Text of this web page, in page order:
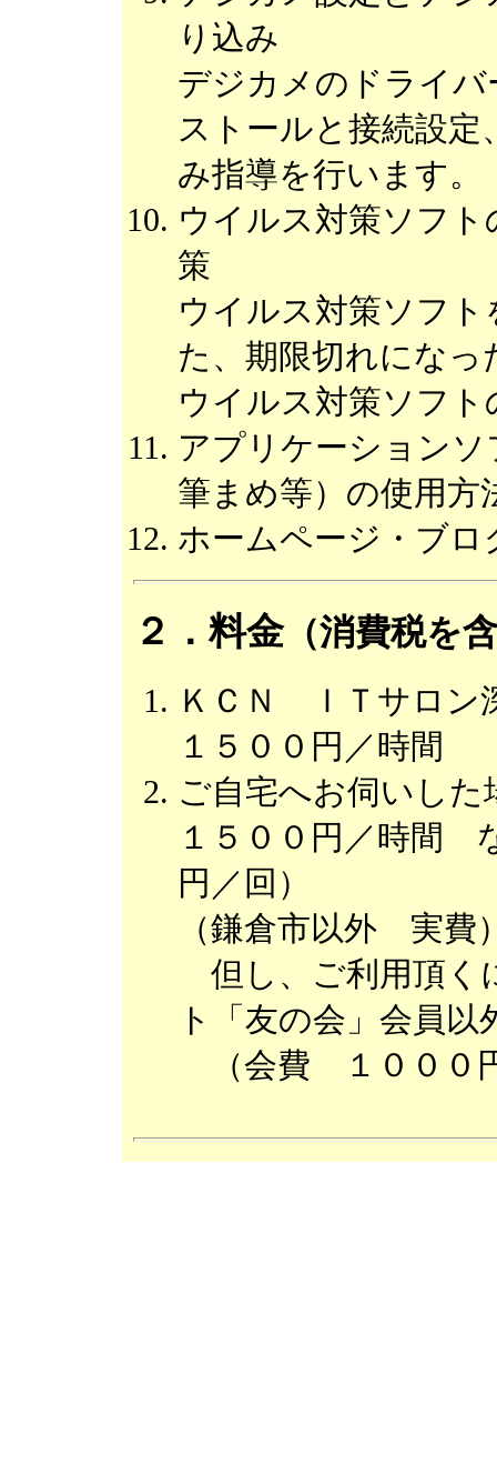
り込み
デジカメのドライ
ストールと接続設
み指導を行います。
ウイルス対策ソフ
策
ウイルス対策ソフ
た、期限切れにな
ウイルス対策ソフ
アプリケーション
筆まめ等）の使用方
ホームページ・ブロ
２．料金（消費税を
ＫＣＮ ＩＴサロン
１５００円／時間
ご自宅へお伺いした
１５００円／時間
円／回）
（鎌倉市以外 実費
但し、ご利用頂く
ト「友の会」会
（会費 １０００